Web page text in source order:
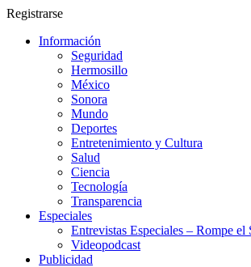
Registrarse
Información
Seguridad
Hermosillo
México
Sonora
Mundo
Deportes
Entretenimiento y Cultura
Salud
Ciencia
Tecnología
Transparencia
Especiales
Entrevistas Especiales – Rompe el
Videopodcast
Publicidad